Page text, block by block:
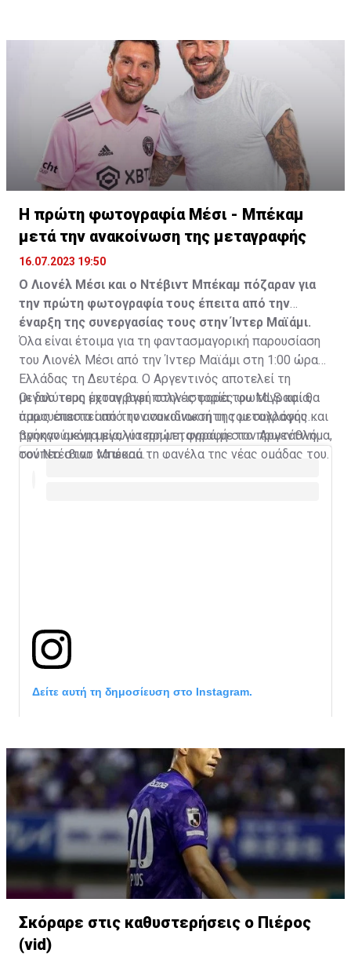
Η πρώτη φωτογραφία Μέσι - Μπέκαμ
μετά την ανακοίνωση της μεταγραφής
16.07.2023 19:50
Ο Λιονέλ Μέσι και ο Ντέβιντ Μπέκαμ πόζαραν για
την πρώτη φωτογραφία τους έπειτα από την
έναρξη της συνεργασίας τους στην Ίντερ Μαϊάμι.
Όλα είναι έτοιμα για τη φαντασμαγορική παρουσίαση
του Λιονέλ Μέσι από την Ίντερ Μαϊάμι στη 1:00 ώρα
Ελλάδας τη Δευτέρα. Ο Αργεντινός αποτελεί τη
μεγαλύτερη μεταγραφή στην ιστορία του MLS και θα
παρουσιαστεί από τον συνιδιοκτήτη του συλλόγου και
προηγούμενη μεγαλύτερη μεταγραφή στο πρωτάθλημα,
τον Ντέιβιντ Μπέκαμ.
Οι δυο τους έχουν βγει πολλές φορές φωτογραφία,
όμως έπειτα από την ανακοίνωση της μεταγραφής
βγήκαν ακόμα μία, για πρώτη φορά με τον Αργεντινό
σούπερ σταρ να φορά τη φανέλα της νέας ομάδας του.
Δείτε αυτή τη δημοσίευση στο Instagram.
Η δημοσίευση κοινοποιήθηκε από το χρήστη David Beckham
Σκόραρε στις καθυστερήσεις ο Πιέρος
(vid)